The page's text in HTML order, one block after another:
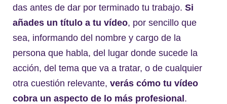
das antes de dar por terminado tu trabajo. Si
añades un título a tu vídeo, por sencillo que
sea, informando del nombre y cargo de la
persona que habla, del lugar donde sucede la
acción, del tema que va a tratar, o de cualquier
otra cuestión relevante, verás cómo tu vídeo
cobra un aspecto de lo más profesional.